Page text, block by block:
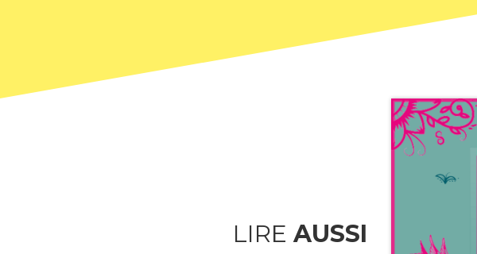
LIRE AUSSI